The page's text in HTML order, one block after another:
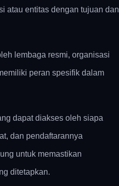
atau entitas dengan tujuan dan
lembaga resmi, organisasi
peran spesifik dalam
dapat diakses oleh siapa
dan pendaftarannya
untuk memastikan
ditetapkan.